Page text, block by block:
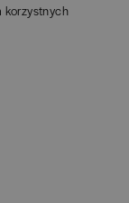
korzystnych